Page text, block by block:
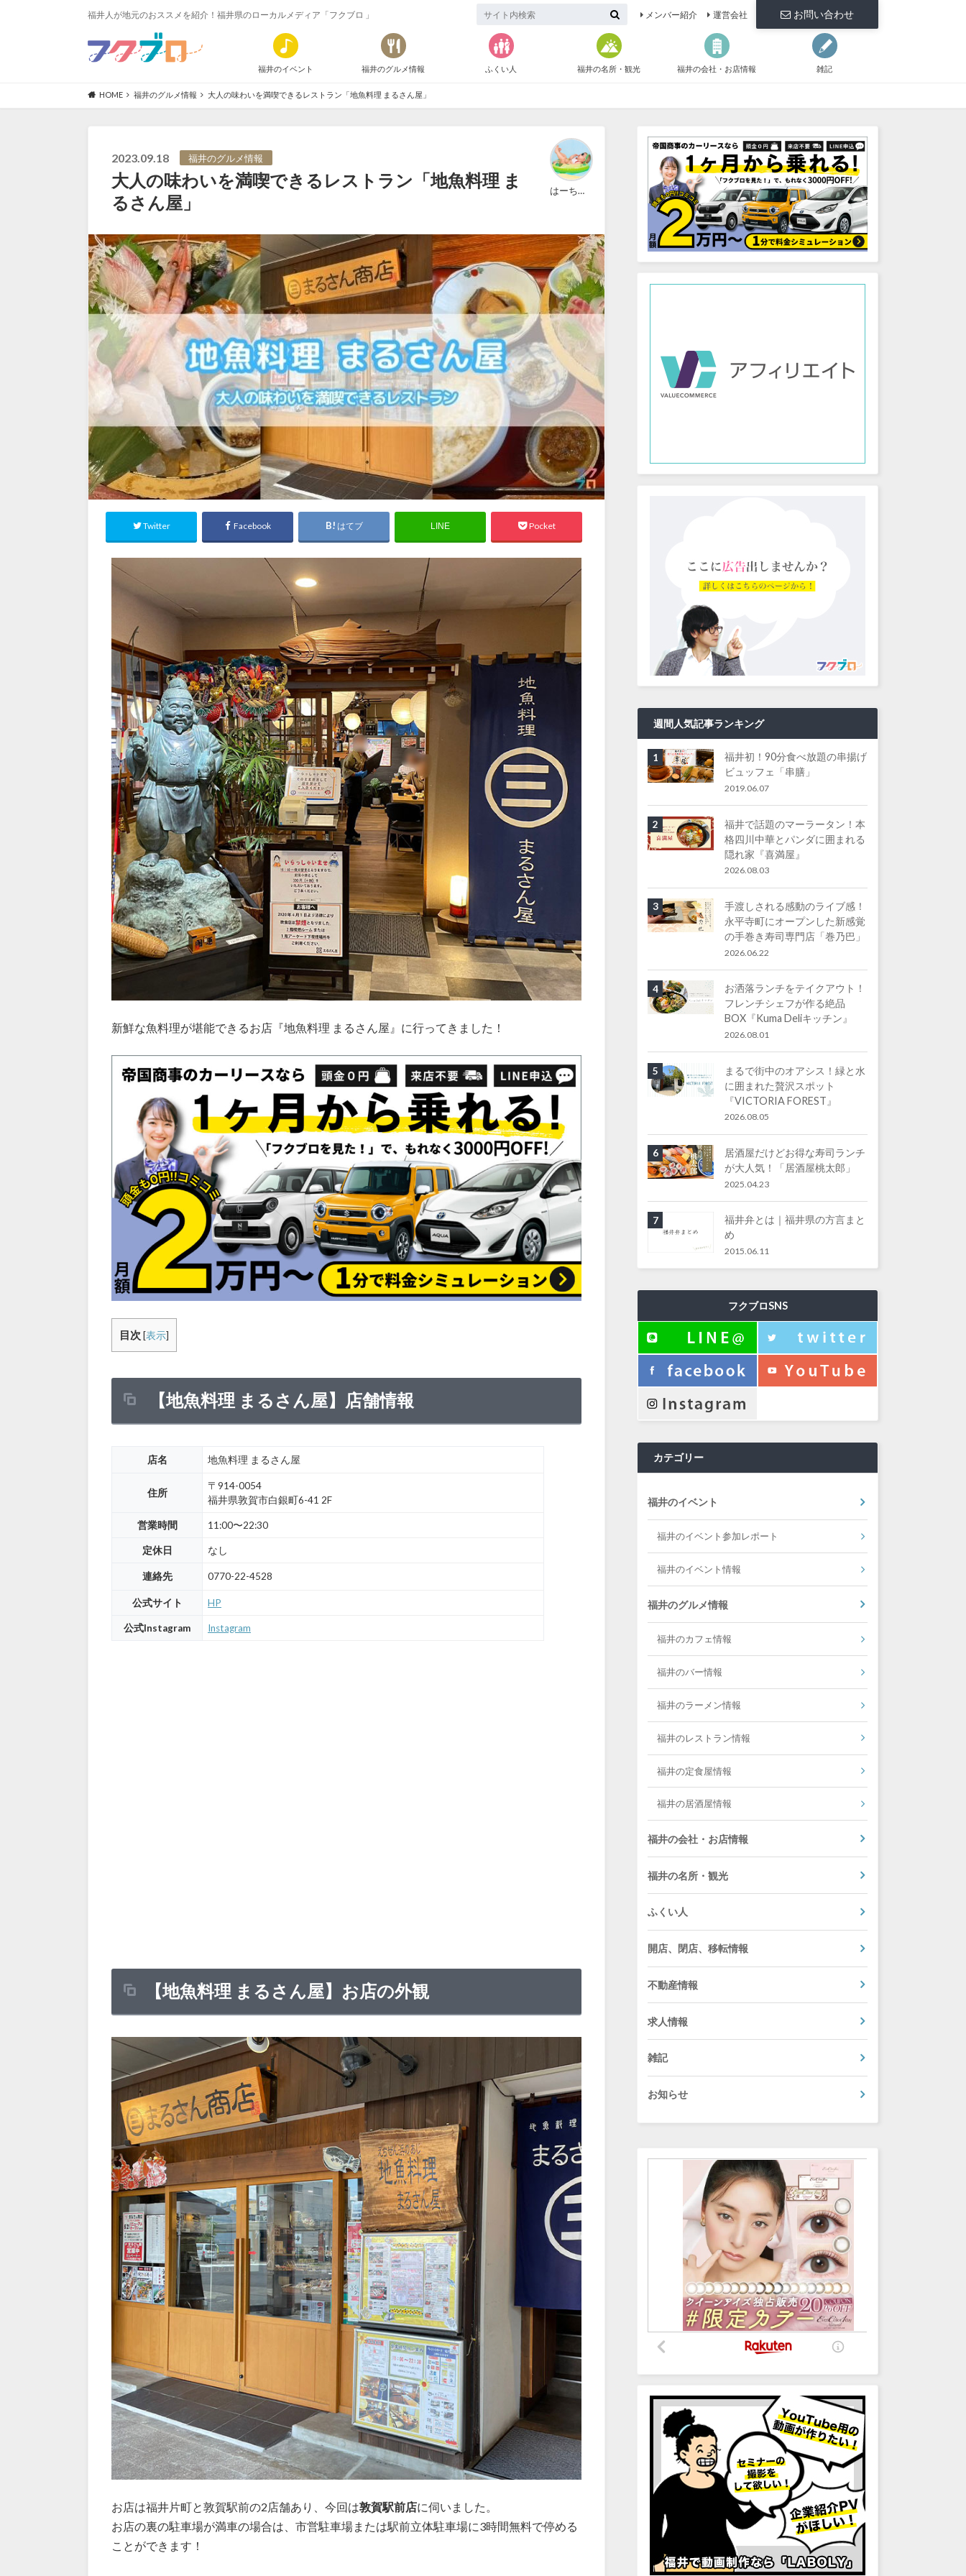
福井人が地元のおススメを紹介！福井県のローカルメディア「フクブロ 」 お問い合わせ
メンバー紹介 運営会社
福井のイベント 福井のグルメ情報 ふくい人 福井の名所・観光 福井の会社・お店情報 雑記
HOME 福井のグルメ情報 大人の味わいを満喫できるレストラン「地魚料理 まるさん屋」
2023.09.18 福井のグルメ情報
大人の味わいを満喫できるレストラン「地魚料理 ま
るさん屋」
はーちゃん
Twitter Facebook はてブ LINE Pocket
新鮮な魚料理が堪能できるお店『地魚料理 まるさん屋』に行ってきました！
目次 [表示]
【地魚料理 まるさん屋】店舗情報
店名 地魚料理 まるさん屋
住所
〒914-0054
福井県敦賀市白銀町6-41 2F
営業時間 11:00〜22:30
定休日 なし
連絡先 0770-22-4528
公式サイト HP
公式Instagram Instagram
【地魚料理 まるさん屋】お店の外観
お店は福井片町と敦賀駅前の2店舗あり、今回は敦賀駅前店に伺いました。
お店の裏の駐車場が満車の場合は、市営駐車場または駅前立体駐車場に3時間無料で停める
ことができます！
週間人気記事ランキング
1
福井初！90分食べ放題の串揚げ
ビュッフェ「串膳」
2019.06.07
2
福井で話題のマーラータン！本
格四川中華とパンダに囲まれる
隠れ家『喜満屋』
2026.08.03
3
手渡しされる感動のライブ感！
永平寺町にオープンした新感覚
の手巻き寿司専門店「巻乃巴」
2026.06.22
4
お洒落ランチをテイクアウト！
フレンチシェフが作る絶品
BOX『Kuma Deliキッチン』
2026.08.01
5
まるで街中のオアシス！緑と水
に囲まれた贅沢スポット
『VICTORIA FOREST』
2026.08.05
6
居酒屋だけどお得な寿司ランチ
が大人気！「居酒屋桃太郎」
2025.04.23
7
福井弁とは｜福井県の方言まと
め
2015.06.11
フクブロSNS
カテゴリー
福井のイベント
福井のイベント参加レポート
福井のイベント情報
福井のグルメ情報
福井のカフェ情報
福井のバー情報
福井のラーメン情報
福井のレストラン情報
福井の定食屋情報
福井の居酒屋情報
福井の会社・お店情報
福井の名所・観光
ふくい人
開店、閉店、移転情報
不動産情報
求人情報
雑記
お知らせ